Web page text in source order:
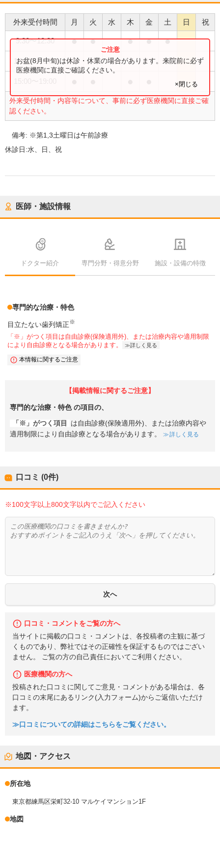
外来受付時間 月 火 水 木 金 土 日 祝
9:30〜12:30 ● ● ● ● ●
14:00〜16:00 ●
外来受付時間・内容等について、事前に必ず医療機関に直接ご確
認ください。
お盆(8月中旬)は休診・休業の場合があります。来院前に必ず
医療機関に直接ご確認ください。
×閉じる
備考: ※第1,3土曜日は午前診療
休診日:水、日、祝
医師・施設情報
ドクター紹介 専門分野・得意分野 施設・設備の特徴
専門的な治療・特色
目立たない歯列矯正※
「※」がつく項目は自由診療(保険適用外)、または治療内容や適用制限
により自由診療となる場合があります。
詳しく見る
本情報に関するご注意
【掲載情報に関するご注意】
専門的な治療・特色の項目の、
「※」がつく項目
は自由診療(保険適用外)、または治療内容や
適用制限により自由診療となる場合があります。
詳しく見る
口コミ (0件)
※100文字以上800文字以内でご記入ください
口コミ・コメントをご覧の方へ
当サイトに掲載の口コミ・コメントは、各投稿者の主観に基づ
くものであり、弊社ではその正確性を保証するものではござい
ません。 ご覧の方の自己責任においてご利用ください。
医療機関の方へ
投稿された口コミに関してご意見・コメントがある場合は、各
口コミの末尾にあるリンク(入力フォーム)からご返信いただけ
ます。
≫口コミについての詳細はこちらをご覧ください。
地図・アクセス
所在地
東京都練馬区栄町32-10 マルケイマンション1F
地図